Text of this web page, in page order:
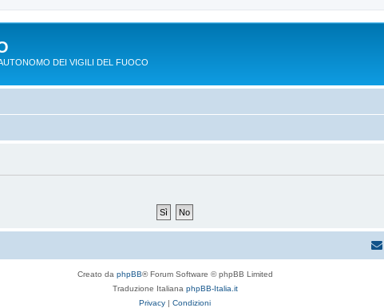
DEI VIGILI DEL FUOCO
Creato da phpBB® Forum Software © phpBB Limited
Traduzione Italiana phpBB-Italia.it
Privacy | Condizioni